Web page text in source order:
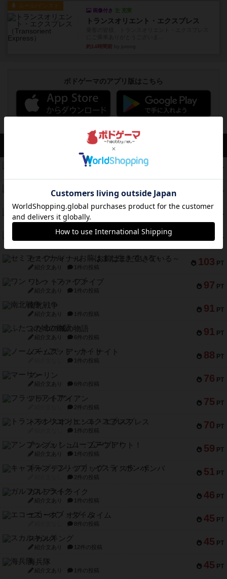
ルール/インスト
画像付き 充実
トランスオリエント・エクスプレス
約14時間前
ボドゲーマのアプリ版はこちら
アクセス数 急上昇中
PT
無限まちがいさがし
PT
リワイルド：サウスアメリカ
紹介文なし 2件の投稿
PT
アンダー・ザ・テーブラー
紹介文あり 1件の投稿
133 PT
宵と暁の呪文書
103 PT
セミファイナル ～お前はまだ生きている～
紹介文あり 1件の投稿
97 PT
ワン・トゥ・ファイブ
紹介文あり 1件の投稿
91 PT
南北戦争
紹介文あり 1件の投稿
91 PT
ふたつの城の物語
紹介文あり 6件の投稿
88 PT
ノームズ・アット・ナイト
1件の投稿
76 PT
マーリン
紹介文あり 6件の投稿
75 PT
フラットアイアン
2件の投稿
70 PT
トランスオリエント・エクスプレス
1件の投稿
59 PT
アンブッシュ！：ムーブアウト！
紹介文あり 1件の投稿
51 PT
キャプテン・フリップ：イスラ・ボンバ
2件の投稿
46 PT
ガルフストライク
紹介文あり 1件の投稿
45 PT
エコーズ・オブ・タイム
8件の投稿
45 PT
スカルキング
紹介文あり 12件の投稿
45 PT
海兵隊
紹介文あり 1件の投稿